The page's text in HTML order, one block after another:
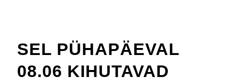
SEL PÜHAPÄEVAL
08.06 KIHUTAVAD